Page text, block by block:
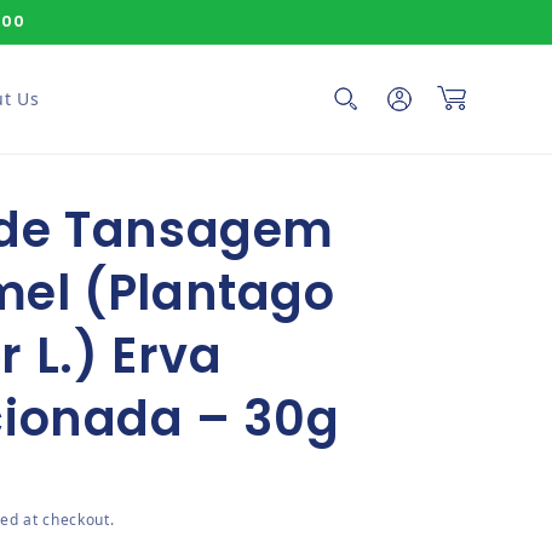
Us Log in Cart
Tansagem
(Plantago
L.) Erva
– 30g
at checkout.